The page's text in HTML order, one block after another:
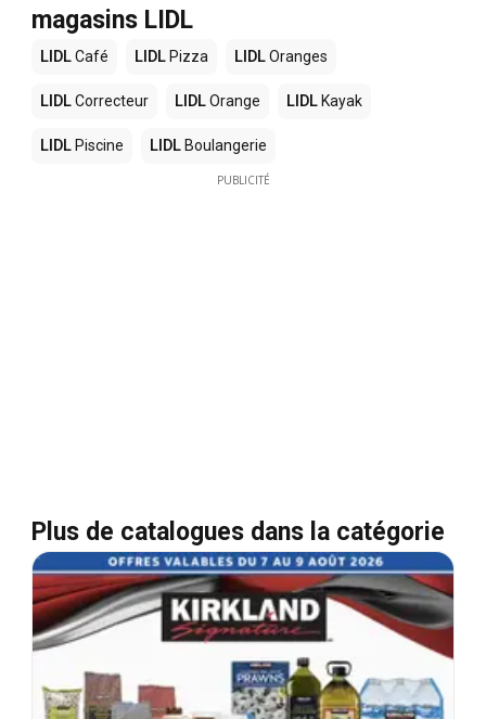
magasins LIDL
LIDLCafé LIDL Pizza LIDLOranges
LIDLCorrecteur LIDLOrange LIDL Kayak
LIDL Piscine LIDL Boulangerie
PUBLICITÉ
Plus de catalogues dans la catégorie